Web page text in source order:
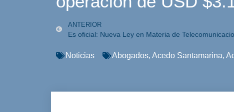
ANTERIOR
Es oficial: Nueva Ley en Materia de
Noticias Abogados, Acedo Santamarina,